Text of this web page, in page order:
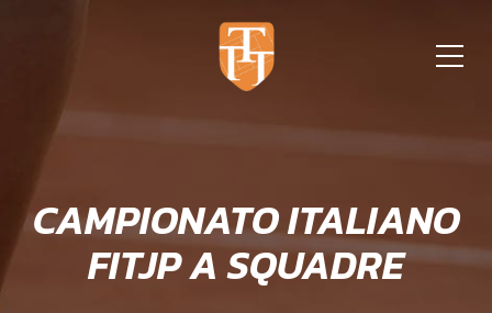
CAMPIONATO ITALIANO
FITJP A SQUADRE